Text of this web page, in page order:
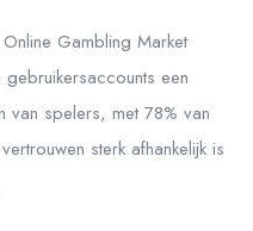
Gambling Market
een
van spelers, met 78% van
sterk afhankelijk is